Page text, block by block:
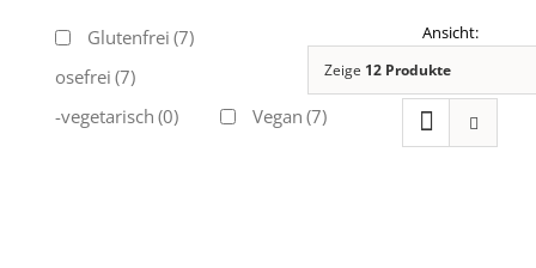
Glutenfrei (7)
Laktosefrei (7)
Ovo-vegetarisch (0) Vegan (7)
Zeige 12 Produkte